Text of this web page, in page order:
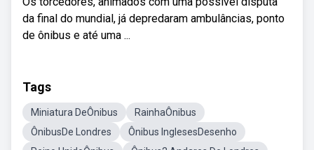
da final do mundial, já depredaram ambulâncias, ponto
de ônibus e até uma ...
Tags
Miniatura DeÔnibus
RainhaÔnibus
ÔnibusDe Londres
Ônibus InglesesDesenho